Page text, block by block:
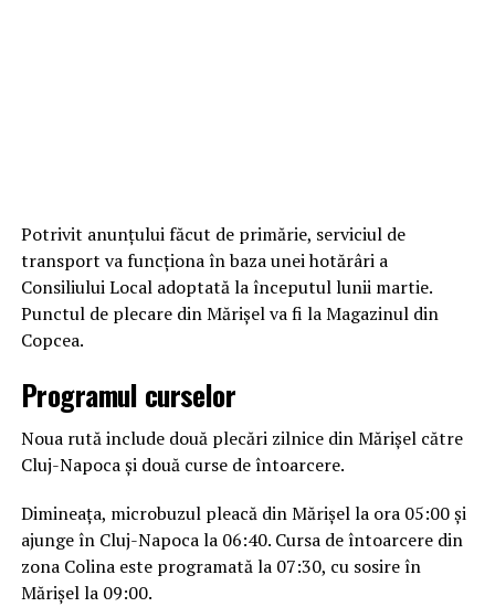
Potrivit anunțului făcut de primărie, serviciul de
transport va funcționa în baza unei hotărâri a
Consiliului Local adoptată la începutul lunii martie.
Punctul de plecare din Mărișel va fi la Magazinul din
Copcea.
Programul curselor
Noua rută include două plecări zilnice din Mărișel către
Cluj-Napoca și două curse de întoarcere.
Dimineața, microbuzul pleacă din Mărișel la ora 05:00 și
ajunge în Cluj-Napoca la 06:40. Cursa de întoarcere din
zona Colina este programată la 07:30, cu sosire în
Mărișel la 09:00.